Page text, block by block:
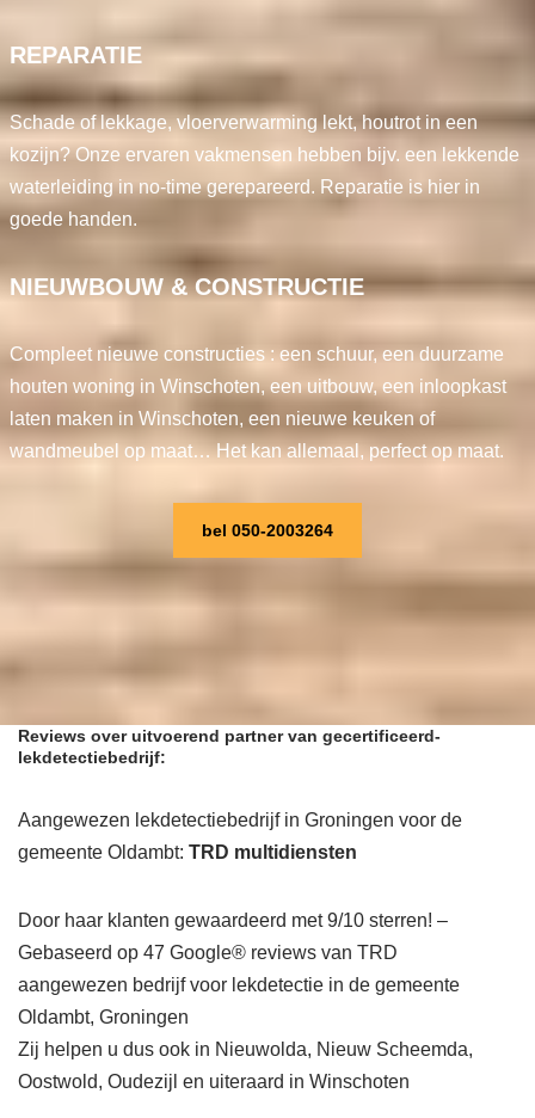
REPARATIE
Schade of lekkage, vloerverwarming lekt, houtrot in een
kozijn? Onze ervaren vakmensen hebben bijv. een lekkende
waterleiding in no-time gerepareerd. Reparatie is hier in
goede handen.
NIEUWBOUW & CONSTRUCTIE
Compleet nieuwe constructies : een schuur, een duurzame
houten woning in Winschoten, een uitbouw, een inloopkast
laten maken in Winschoten, een nieuwe keuken of
wandmeubel op maat… Het kan allemaal, perfect op maat.
bel 050-2003264
Reviews over uitvoerend partner van gecertificeerd-
lekdetectiebedrijf:
Aangewezen lekdetectiebedrijf in Groningen voor de
gemeente Oldambt: TRD multidiensten
Door haar klanten gewaardeerd met 9/10 sterren! –
Gebaseerd op 47 Google® reviews van TRD
aangewezen bedrijf voor lekdetectie in de gemeente
Oldambt, Groningen
Zij helpen u dus ook in Nieuwolda, Nieuw Scheemda,
Oostwold, Oudezijl en uiteraard in Winschoten